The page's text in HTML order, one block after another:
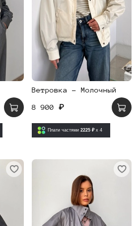
Ветровка - Молочный
8 900 ₽
Плати частями 2225 ₽ x 4